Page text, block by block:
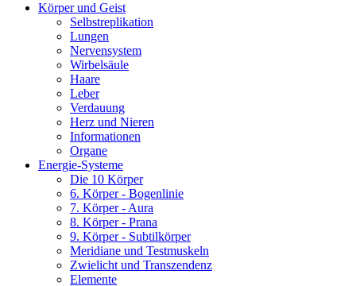
Körper und Geist
Selbstreplikation
Lungen
Nervensystem
Wirbelsäule
Haare
Leber
Verdauung
Herz und Nieren
Informationen
Organe
Energie-Systeme
Die 10 Körper
6. Körper - Bogenlinie
7. Körper - Aura
8. Körper - Prana
9. Körper - Subtilkörper
Meridiane und Testmuskeln
Zwielicht und Transzendenz
Elemente